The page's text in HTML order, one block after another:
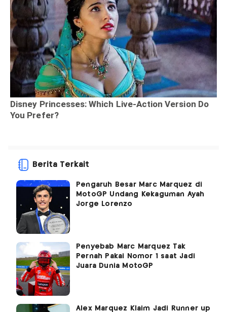
Berita Terkait
Pengaruh Besar Marc Marquez di
MotoGP Undang Kekaguman Ayah
Jorge Lorenzo
Penyebab Marc Marquez Tak
Pernah Pakai Nomor 1 saat Jadi
Juara Dunia MotoGP
Alex Marquez Klaim Jadi Runner up